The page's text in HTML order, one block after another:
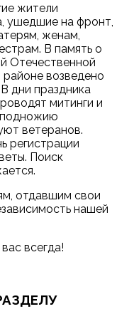
жители
ушедшие на фронт,
женам,
В память о
Отечественной
возведено
дни праздника
митинги и
подножию
ветеранов.
регистрации
Поиск
отдавшим свои
нашей
всегда!